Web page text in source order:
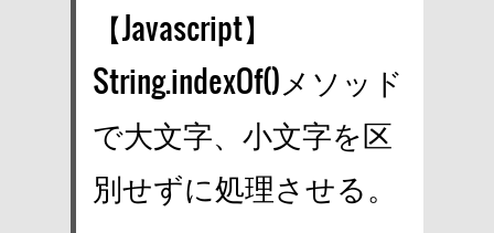
【Javascript】
String.indexOf()メソッド
で大文字、小文字を区
別せずに処理させる。